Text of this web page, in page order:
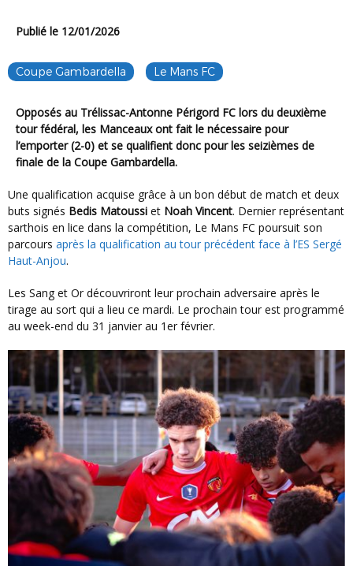
Publié le 12/01/2026
Coupe Gambardella Le Mans FC
Opposés au Trélissac-Antonne Périgord FC lors du deuxième
tour fédéral, les Manceaux ont fait le nécessaire pour
l’emporter (2-0) et se qualifient donc pour les seizièmes de
finale de la Coupe Gambardella.
Une qualification acquise grâce à un bon début de match et deux
buts signés Bedis Matoussi et Noah Vincent. Dernier représentant
sarthois en lice dans la compétition, Le Mans FC poursuit son
parcours après la qualification au tour précédent face à l’ES Sergé
Haut-Anjou.
Les Sang et Or découvriront leur prochain adversaire après le
tirage au sort qui a lieu ce mardi. Le prochain tour est programmé
au week-end du 31 janvier au 1er février.